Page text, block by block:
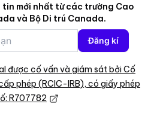
mới nhất từ các trường Cao
và Bộ Di trú Canada.
Đăng kí
được cố vấn và giám sát bởi Cố
phép (RCIC-IRB), có giấy phép
R707782